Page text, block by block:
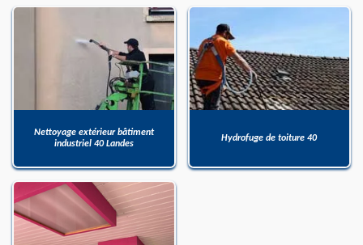
Nettoyage extérieur bâtiment
industriel 40 Landes
Hydrofuge de toiture 40